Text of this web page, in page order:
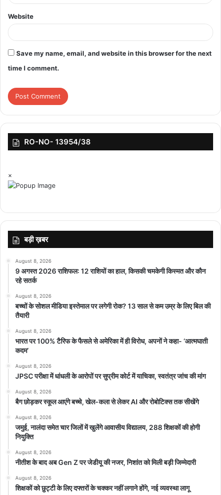
Website
Save my name, email, and website in this browser for the next
time I comment.
RO-NO- 13954/38
×
बड़ी ख़बर
August 8, 2026
9 अगस्त 2026 राशिफल: 12 राशियों का हाल, किसकी चमकेगी किस्मत और कौन
रहे सतर्क
August 8, 2026
बच्चों के सोशल मीडिया इस्तेमाल पर लगेगी रोक? 13 साल से कम उम्र के लिए बिल की
तैयारी
August 8, 2026
भारत पर 100% टैरिफ के फैसले से अमेरिका में ही विरोध, अपनों ने कहा- ‘आत्मघाती
कदम’
August 8, 2026
JPSC परीक्षा में धांधली के आरोपों पर सुप्रीम कोर्ट में याचिका, स्वतंत्र जांच की मांग
August 8, 2026
बैग छोड़कर स्कूल आएंगे बच्चे, खेल-कला से लेकर AI और रोबोटिक्स तक सीखेंगे
August 8, 2026
जमुई, नालंदा समेत चार जिलों में खुलेंगे आवासीय विद्यालय, 288 शिक्षकों की होगी
नियुक्ति
August 8, 2026
नीतीश के बाद अब Gen Z पर जेडीयू की नजर, निशांत को मिली बड़ी जिम्मेदारी
August 8, 2026
शिक्षकों को छुट्टी के लिए दफ्तरों के चक्कर नहीं लगाने होंगे, नई व्यवस्था लागू